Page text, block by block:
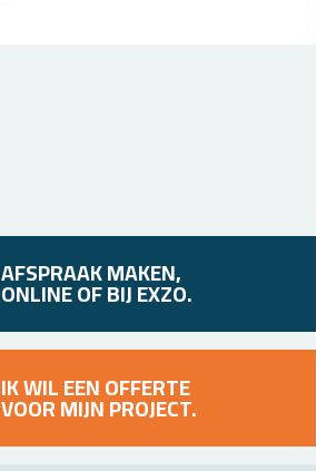
AFSPRAAK MAKEN,
ONLINE OF BIJ EXZO.
IK WIL EEN OFFERTE
VOOR MIJN PROJECT.